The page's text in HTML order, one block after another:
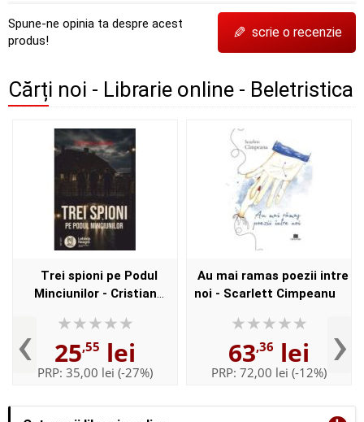
Spune-ne opinia ta despre acest
produs!
✎ scrie o recenzie
Cărți noi - Librarie online - Beletristica
‹
Trei spioni pe Podul
Minciunilor - Cristian
25,55 lei
PRP: 35,00 lei (-27%)
Au mai ramas poezii intre
noi - Scarlett Cimpeanu
63,36 lei
PRP: 72,00 lei (-12%) ›